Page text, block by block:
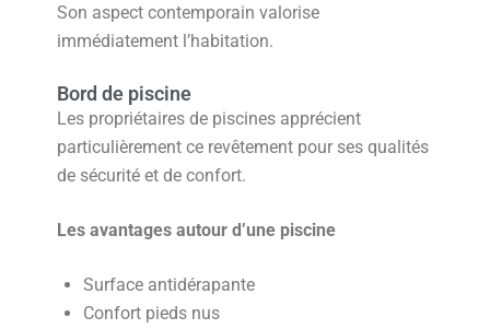
Son aspect contemporain valorise
immédiatement l’habitation.
Bord de piscine
Les propriétaires de piscines apprécient
particulièrement ce revêtement pour ses qualités
de sécurité et de confort.
Les avantages autour d’une piscine
Surface antidérapante
Confort pieds nus